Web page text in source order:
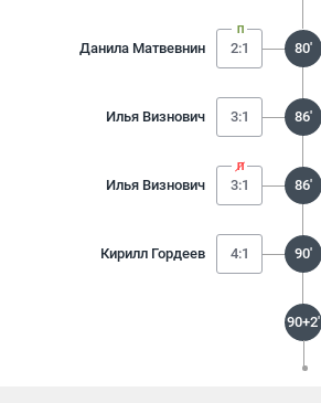
Данила Матвевнин 2:1 80'
Илья Визнович 3:1 86'
Илья Визнович 3:1 86'
Кирилл Гордеев 4:1 90'
90+2'